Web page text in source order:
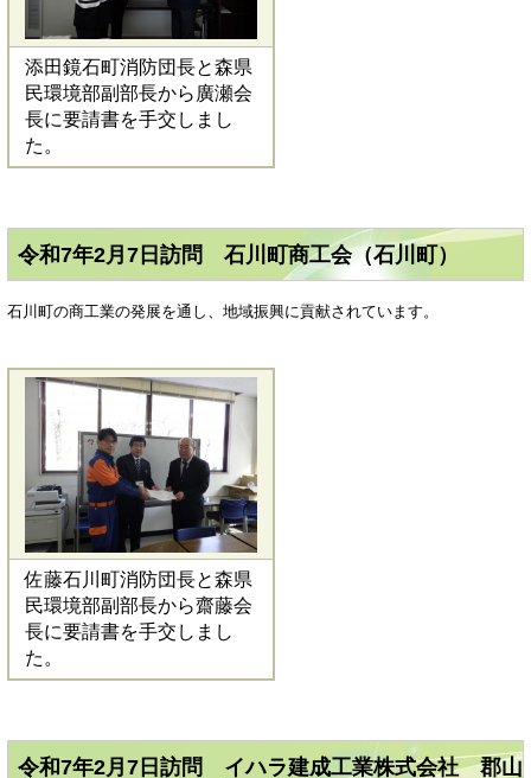
添田鏡石町消防団長と森県
民環境部副部長から廣瀬会
長に要請書を手交しまし
た。
令和7年2月7日訪問 石川町商工会（石川町）
石川町の商工業の発展を通し、地域振興に貢献されています。
佐藤石川町消防団長と森県
民環境部副部長から齋藤会
長に要請書を手交しまし
た。
令和7年2月7日訪問 イハラ建成工業株式会社 郡山